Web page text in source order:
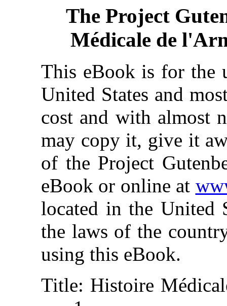
The Project
Médicale de
This eBook is for the
United States and
cost and with almost
may copy it, give it
of the Project
eBook or online at
located in the United
the laws of the
using this eBook.
Title: Histoire